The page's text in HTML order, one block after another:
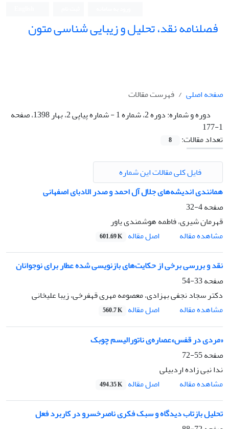
فصلنامه نقد، تحلیل و زیبایی شناسی متون
صفحه اصلی
فهرست مقالات
دوره و شماره:
دوره 2، شماره 1 - شماره پیاپی 2، بهار 1398، صفحه
1-177
تعداد مقالات:
8
فایل کلی مقالات این شماره
همانندی اندیشه‌های جلال آل احمد و صدر الادبای اصفهانی
صفحه4-32
قهرمان شیری، فاطمه هوشمندی یاور
مشاهده مقاله
اصل مقاله 601.69 K
نقد و بررسی برخی از حکایت‌های بازنویسی شده عطار برای نوجوانان
صفحه33-54
دکتر سجاد نجفی بهزادی، معصومه مهری قهفرخی، زیبا علیخانی
مشاهده مقاله
اصل مقاله 560.7 K
«مردی در قفس»عصاره‌ی ناتورالیسم چوبک
صفحه55-72
ندا نبی زاده اردبیلی
مشاهده مقاله
اصل مقاله 494.35 K
تحلیل بازتاب دیدگاه و سبک فکری ناصرخسرو در کاربرد فعل